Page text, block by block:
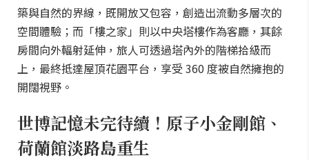
築與自然的界線，既開放又包容，創造出流動多層次的
空間體驗；而「樓之家」則以中央塔樓作為客廳，其餘
房間向外輻射延伸，旅人可透過塔內外的階梯拾級而
上，最終抵達屋頂花園平台，享受 360 度被自然擁抱的
開闊視野。
世博記憶未完待續！原子小金剛館、
荷蘭館淡路島重生